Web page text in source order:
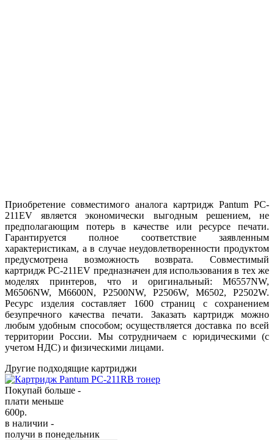
Приобретение совместимого аналога картридж Pantum PC-
211EV является экономически выгодным решением, не
предполагающим потерь в качестве или ресурсе печати.
Гарантируется полное соответствие заявленным
характеристикам, а в случае неудовлетворенности продуктом
предусмотрена возможность возврата. Совместимый
картридж PC-211EV предназначен для использования в тех же
моделях принтеров, что и оригинальный: M6557NW,
M6506NW, M6600N, P2500NW, P2506W, M6502, P2502W.
Ресурс изделия составляет 1600​ страниц с сохранением
безупречного качества печати. Заказать картридж можно
любым удобным способом; осуществляется доставка по всей
территории России. Мы сотрудничаем с юридическими (с
учетом НДС) и физическими лицами.
Другие подходящие картриджи
Покупай больше -
плати меньше
600р.
в наличии -
получи в понедельник